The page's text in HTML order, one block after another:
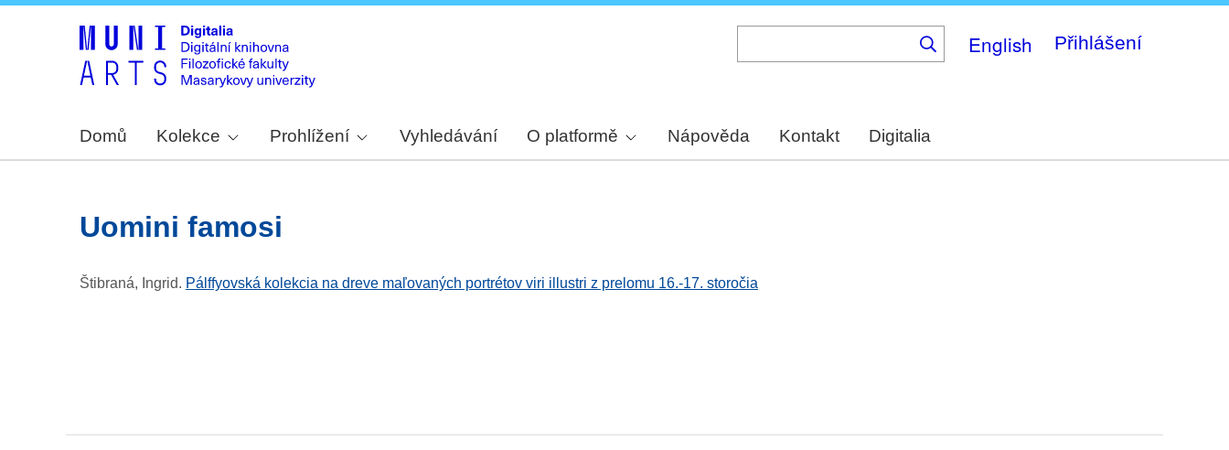
English Přihlášení
Domů Kolekce Prohlížení Vyhledávání O platformě Nápověda Kontakt Digitalia
uomini famosi
Štibraná, Ingrid. Pálffyovská kolekcia na dreve maľovaných portrétov viri illustri z prelomu 16.-17. storočia